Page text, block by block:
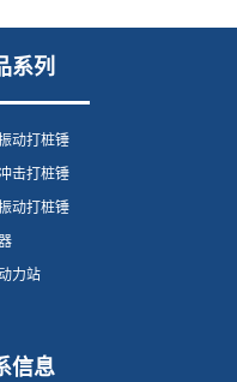
系列
动打桩锤
击打桩锤
动打桩锤
力站
信息